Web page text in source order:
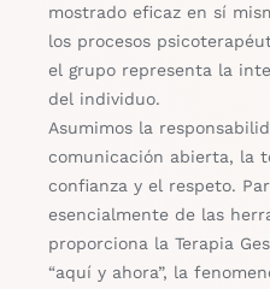
mostrado eficaz en sí
los procesos
el grupo representa la
del individuo.
Asumimos la
comunicación abierta, la
confianza y el respeto.
esencialmente de las
proporciona la Terapia
“aquí y ahora”, la